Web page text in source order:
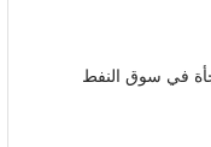
في سوق النفط